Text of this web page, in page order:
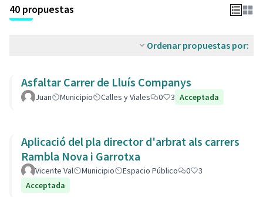
40 propuestas
Ordenar propuestas por:
Asfaltar Carrer de Lluís Companys
Juan Municipio Calles y Viales 0 3 Acceptada
Aplicació del pla director d'arbrat als carrers
Rambla Nova i Garrotxa
Vicente Val Municipio Espacio Público 0
3
Acceptada